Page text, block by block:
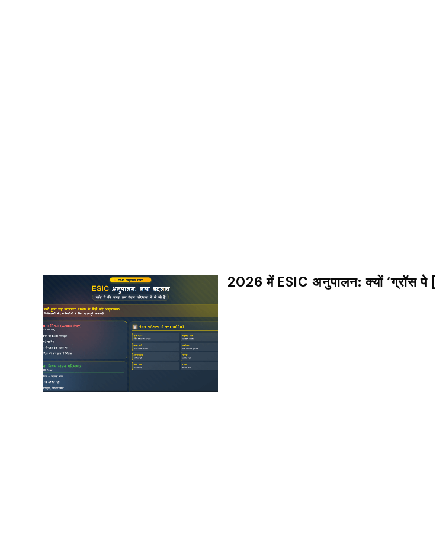
2026 में ESIC अनुपालन: क्यों ‘ग्रॉस पे